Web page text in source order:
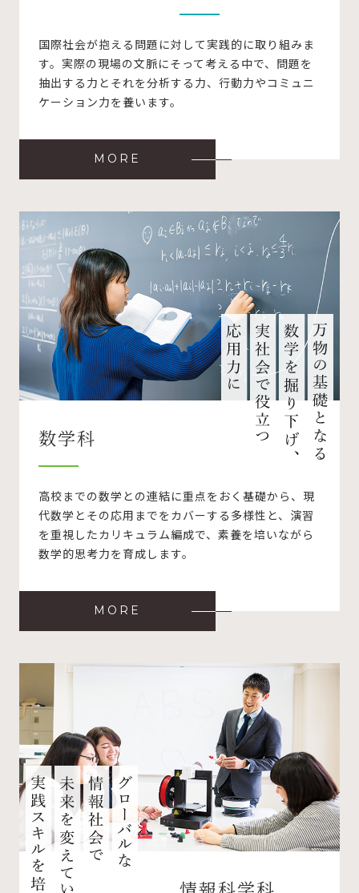
国際社会が抱える問題に対して実践的に取り組みま
す。実際の現場の文脈にそって考える中で、問題を
抽出する力とそれを分析する力、行動力やコミュニ
ケーション力を養います。
MORE
数学科
高校までの数学との連結に重点をおく基礎から、現
代数学とその応用までをカバーする多様性と、演習
を重視したカリキュラム編成で、素養を培いながら
数学的思考力を育成します。
MORE